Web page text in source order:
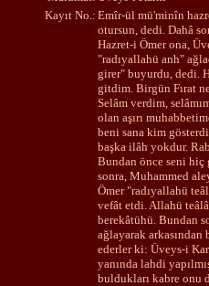
Kayıt No.: Emîr-ül mü'minîn
otursun, dedi. Dahâ
Hazret-i Ömer ona,
"radıyallahü anh"
girer" buyurdu, dedi.
gitdim. Birgün Fırat
Selâm verdim,
olan aşırı
beni sana kim
başka ilâh yokdur.
Bundan önce seni hiç
sonra, Muhammed
Ömer "radıyallahü
vefât etdi. Allahü
berekâtühü. Bundan
ağlayarak
ederler ki: Üveys-i
yanında lahdi
buldukları kabre onu